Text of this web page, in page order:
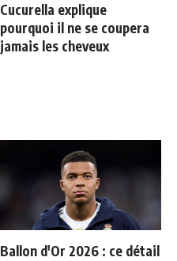
Cucurella explique
pourquoi il ne se coupera
jamais les cheveux
Ballon d'Or 2026 : ce détail